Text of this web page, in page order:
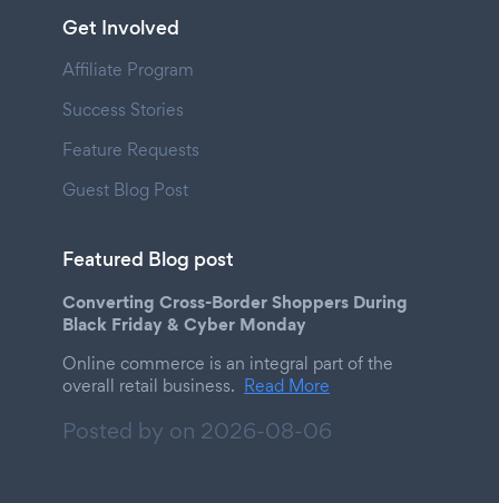
Get Involved
Affiliate Program
Success Stories
Feature Requests
Guest Blog Post
Featured Blog post
Converting Cross-Border Shoppers During
Black Friday & Cyber Monday
Online commerce is an integral part of the
overall retail business. Read More
Posted by on 2026-08-06